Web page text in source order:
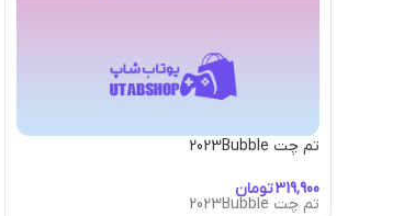
تم چت 2023Bubble
تومان
تم چت 2023Bubble